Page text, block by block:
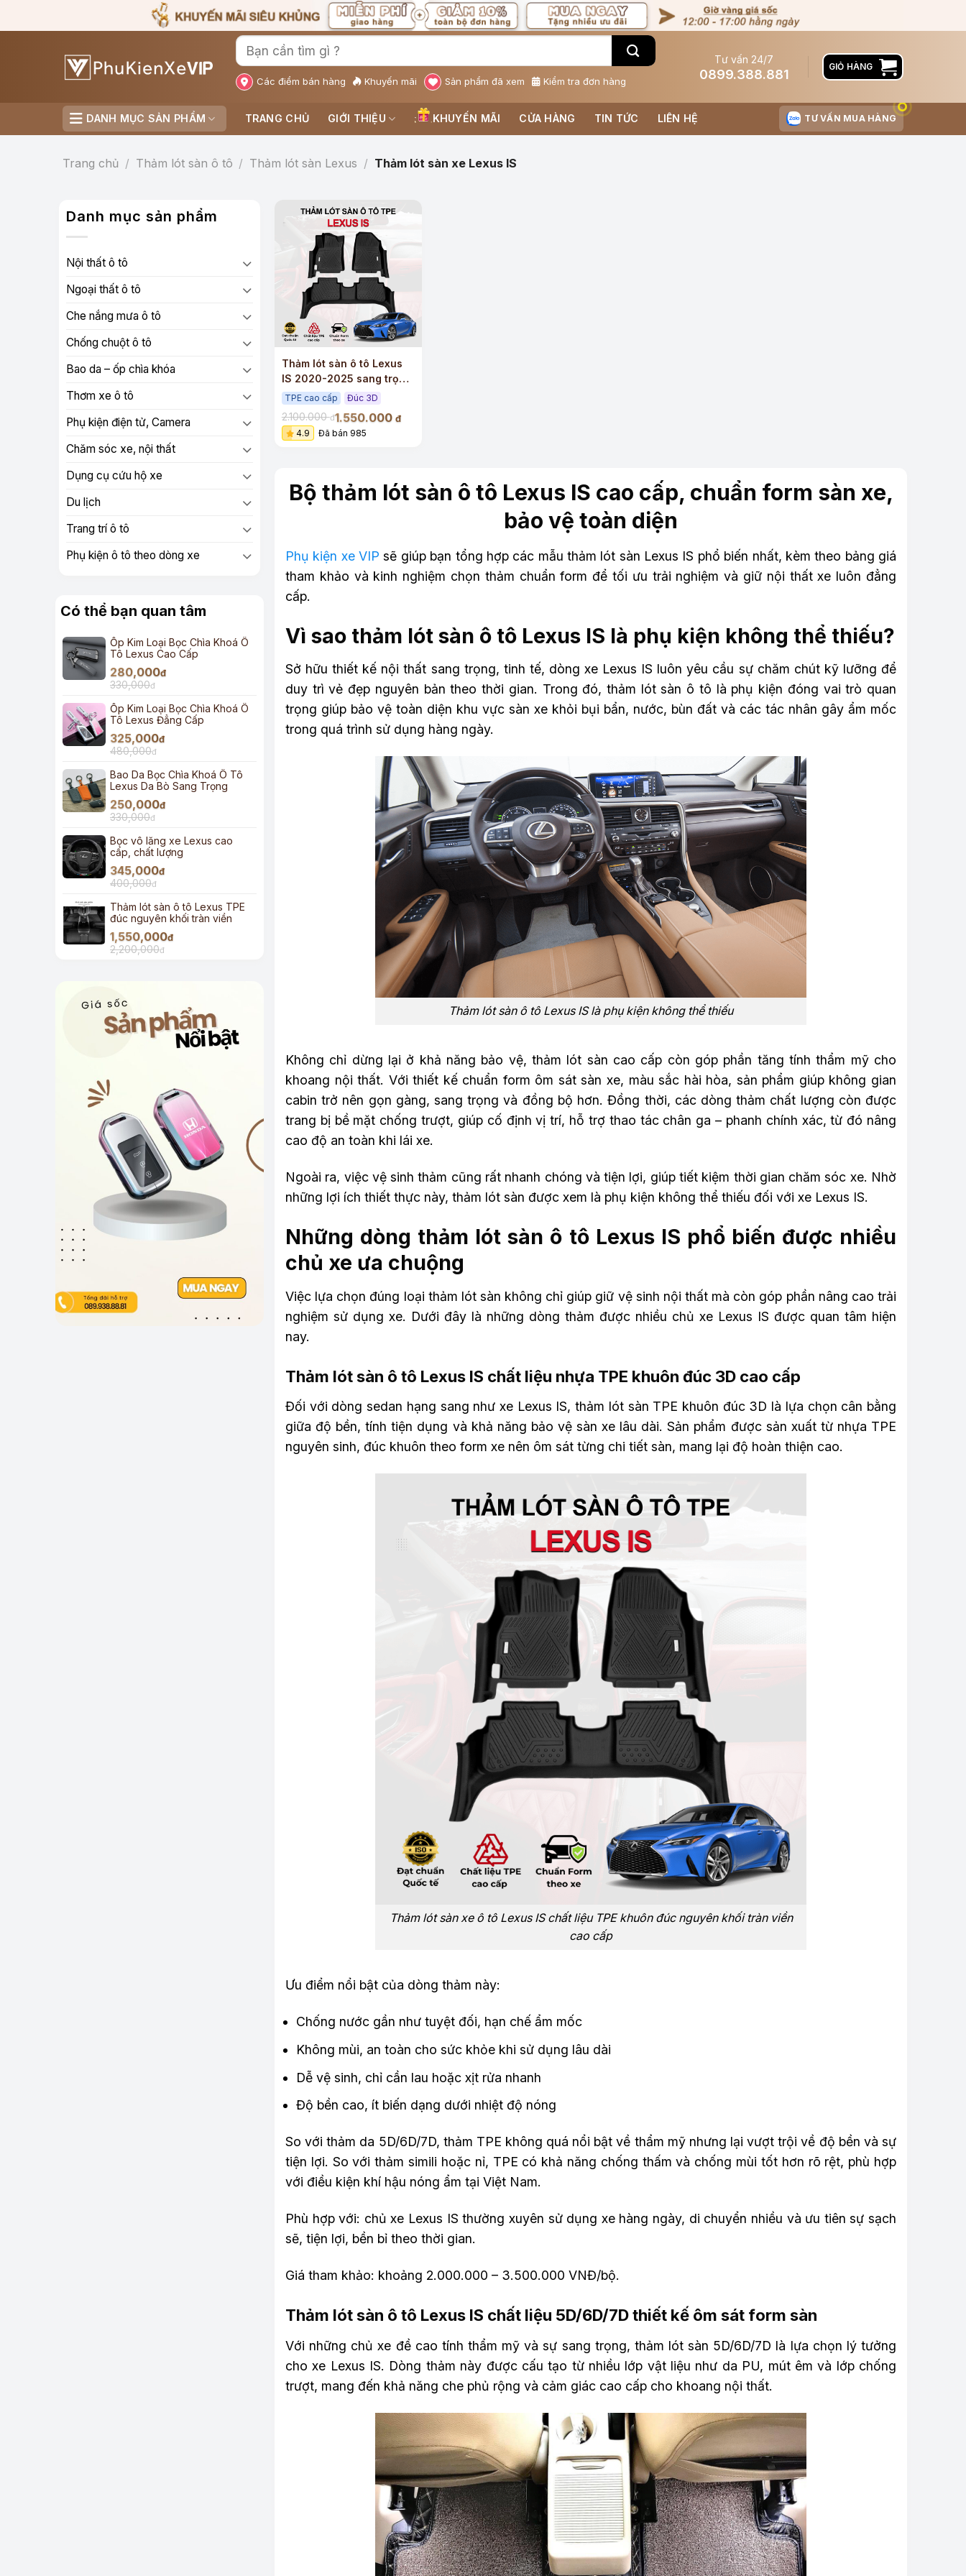
qua
Các điểm bán hàng Khuyến mãi Sản phẩm đã xem Kiểm tra đơn hàng
Tư vấn 24/7
0899.388.881
GIỎ HÀNG
DANH MỤC SẢN PHẨM TRANG CHỦ GIỚI THIỆU KHUYẾN MÃI CỬA HÀNG TIN TỨC LIÊN HỆ TƯ VẤN MUA HÀNG
Trang chủ / Thảm lót sàn ô tô / Thảm lót sàn Lexus / Thảm lót sàn xe Lexus IS
Danh mục sản phẩm
Nội thất ô tô
Ngoại thất ô tô
Che nắng mưa ô tô
Chống chuột ô tô
Bao da – ốp chìa khóa
Thơm xe ô tô
Phụ kiện điện tử, Camera
Chăm sóc xe, nội thất
Dụng cụ cứu hộ xe
Du lịch
Trang trí ô tô
Phụ kiện ô tô theo dòng xe
Có thể bạn quan tâm
Ốp Kim Loại Bọc Chìa Khoá Ô
Tô Lexus Cao Cấp
280,000đ
330,000đ
Ốp Kim Loại Bọc Chìa Khoá Ô
Tô Lexus Đẳng Cấp
325,000đ
480,000đ
Bao Da Bọc Chìa Khoá Ô Tô
Lexus Da Bò Sang Trọng
250,000đ
330,000đ
Bọc vô lăng xe Lexus cao
cấp, chất lượng
345,000đ
400,000đ
Thảm lót sàn ô tô Lexus TPE
đúc nguyên khối tràn viền
1,550,000đ
2,200,000đ
Thảm lót sàn ô tô Lexus
IS 2020-2025 sang trọng
đúc 3D
TPE cao cấp Đúc 3D
2.100.000đ1.550.000 đ
4.9
Đã bán 985
Bộ thảm lót sàn ô tô Lexus IS cao cấp, chuẩn form sàn xe,
bảo vệ toàn diện
Phụ kiện xe VIP sẽ giúp bạn tổng hợp các mẫu thảm lót sàn Lexus IS phổ biến nhất, kèm theo bảng giá
tham khảo và kinh nghiệm chọn thảm chuẩn form để tối ưu trải nghiệm và giữ nội thất xe luôn đẳng
cấp.
Vì sao thảm lót sàn ô tô Lexus IS là phụ kiện không thể thiếu?
Sở hữu thiết kế nội thất sang trọng, tinh tế, dòng xe Lexus IS luôn yêu cầu sự chăm chút kỹ lưỡng để
duy trì vẻ đẹp nguyên bản theo thời gian. Trong đó, thảm lót sàn ô tô là phụ kiện đóng vai trò quan
trọng giúp bảo vệ toàn diện khu vực sàn xe khỏi bụi bẩn, nước, bùn đất và các tác nhân gây ẩm mốc
trong quá trình sử dụng hàng ngày.
Thảm lót sàn ô tô Lexus IS là phụ kiện không thể thiếu
Không chỉ dừng lại ở khả năng bảo vệ, thảm lót sàn cao cấp còn góp phần tăng tính thẩm mỹ cho
khoang nội thất. Với thiết kế chuẩn form ôm sát sàn xe, màu sắc hài hòa, sản phẩm giúp không gian
cabin trở nên gọn gàng, sang trọng và đồng bộ hơn. Đồng thời, các dòng thảm chất lượng còn được
trang bị bề mặt chống trượt, giúp cố định vị trí, hỗ trợ thao tác chân ga – phanh chính xác, từ đó nâng
cao độ an toàn khi lái xe.
Ngoài ra, việc vệ sinh thảm cũng rất nhanh chóng và tiện lợi, giúp tiết kiệm thời gian chăm sóc xe. Nhờ
những lợi ích thiết thực này, thảm lót sàn được xem là phụ kiện không thể thiếu đối với xe Lexus IS.
Những dòng thảm lót sàn ô tô Lexus IS phổ biến được nhiều
chủ xe ưa chuộng
Việc lựa chọn đúng loại thảm lót sàn không chỉ giúp giữ vệ sinh nội thất mà còn góp phần nâng cao trải
nghiệm sử dụng xe. Dưới đây là những dòng thảm được nhiều chủ xe Lexus IS được quan tâm hiện
nay.
Thảm lót sàn ô tô Lexus IS chất liệu nhựa TPE khuôn đúc 3D cao cấp
Đối với dòng sedan hạng sang như xe Lexus IS, thảm lót sàn TPE khuôn đúc 3D là lựa chọn cân bằng
giữa độ bền, tính tiện dụng và khả năng bảo vệ sàn xe lâu dài. Sản phẩm được sản xuất từ nhựa TPE
nguyên sinh, đúc khuôn theo form xe nên ôm sát từng chi tiết sàn, mang lại độ hoàn thiện cao.
Thảm lót sàn xe ô tô Lexus IS chất liệu TPE khuôn đúc nguyên khối tràn viền
cao cấp
Ưu điểm nổi bật của dòng thảm này:
Chống nước gần như tuyệt đối, hạn chế ẩm mốc
Không mùi, an toàn cho sức khỏe khi sử dụng lâu dài
Dễ vệ sinh, chỉ cần lau hoặc xịt rửa nhanh
Độ bền cao, ít biến dạng dưới nhiệt độ nóng
So với thảm da 5D/6D/7D, thảm TPE không quá nổi bật về thẩm mỹ nhưng lại vượt trội về độ bền và sự
tiện lợi. So với thảm simili hoặc nỉ, TPE có khả năng chống thấm và chống mùi tốt hơn rõ rệt, phù hợp
với điều kiện khí hậu nóng ẩm tại Việt Nam.
Phù hợp với: chủ xe Lexus IS thường xuyên sử dụng xe hàng ngày, di chuyển nhiều và ưu tiên sự sạch
sẽ, tiện lợi, bền bỉ theo thời gian.
Giá tham khảo: khoảng 2.000.000 – 3.500.000 VNĐ/bộ.
Thảm lót sàn ô tô Lexus IS chất liệu 5D/6D/7D thiết kế ôm sát form sàn
Với những chủ xe đề cao tính thẩm mỹ và sự sang trọng, thảm lót sàn 5D/6D/7D là lựa chọn lý tưởng
cho xe Lexus IS. Dòng thảm này được cấu tạo từ nhiều lớp vật liệu như da PU, mút êm và lớp chống
trượt, mang đến khả năng che phủ rộng và cảm giác cao cấp cho khoang nội thất.